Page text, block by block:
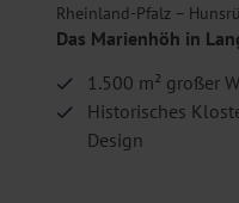
Rheinland-Pfalz –
Das Marienhöh in
1.500 m² großer
Historisches
Design